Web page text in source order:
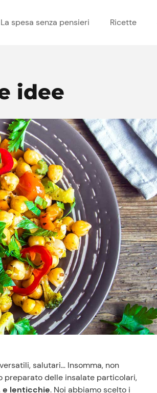
La spesa senza pensieri Ricette
idee
salutari… Insomma, non
preparato delle insalate particolari,
e lenticchie. Noi abbiamo scelto i